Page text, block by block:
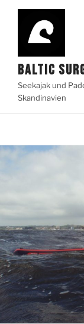
Zum
springen
BALTIC
Seekajak und
Skandinavien